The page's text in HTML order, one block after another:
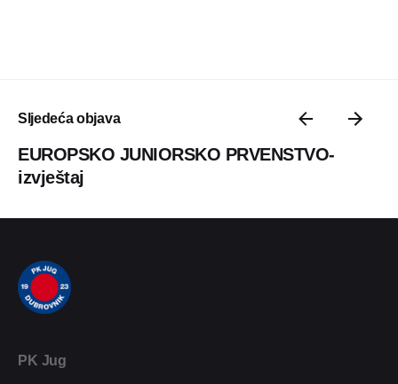
Sljedeća objava
EUROPSKO JUNIORSKO PRVENSTVO-
izvještaj
PK Jug